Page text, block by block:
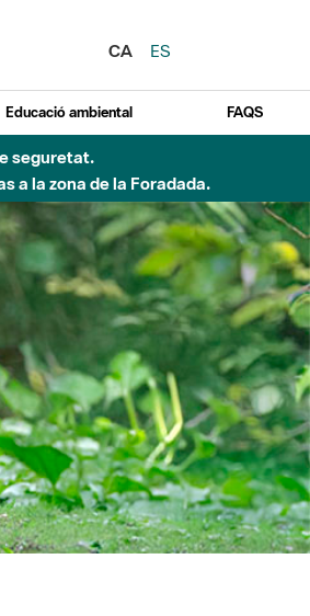
CA
ES
Educació ambiental FAQS
seguretat.
a la zona de la Foradada.